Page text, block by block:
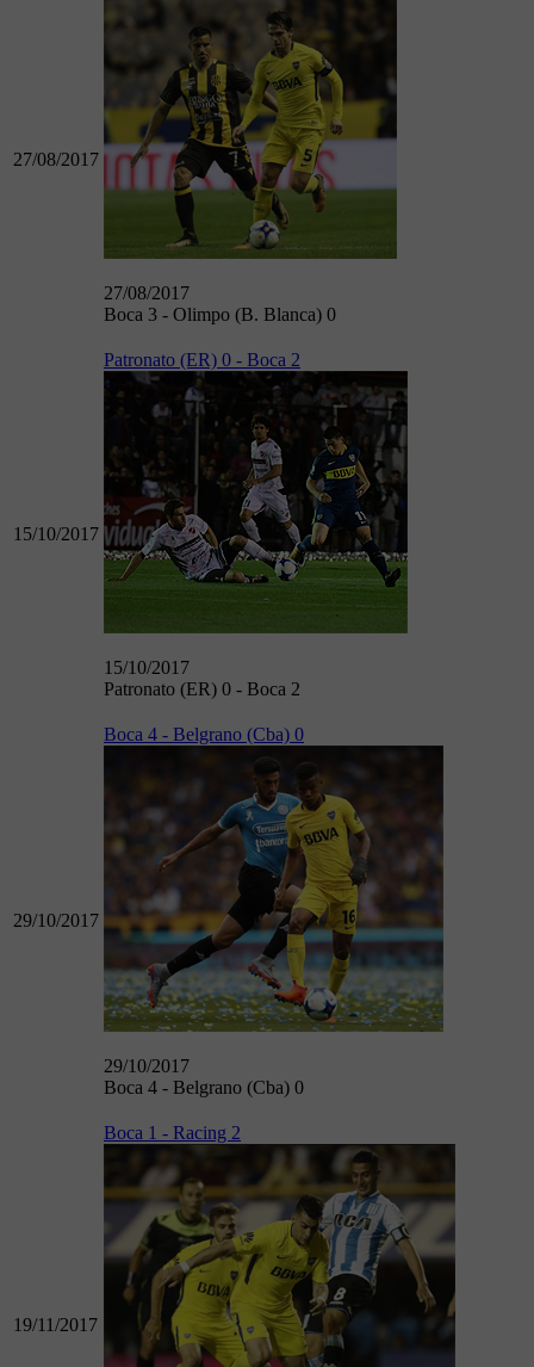
27/08/2017
27/08/2017
Boca 3 - Olimpo (B. Blanca) 0
15/10/2017
Patronato (ER) 0 - Boca 2
15/10/2017
Patronato (ER) 0 - Boca 2
29/10/2017
Boca 4 - Belgrano (Cba) 0
29/10/2017
Boca 4 - Belgrano (Cba) 0
19/11/2017
Boca 1 - Racing 2